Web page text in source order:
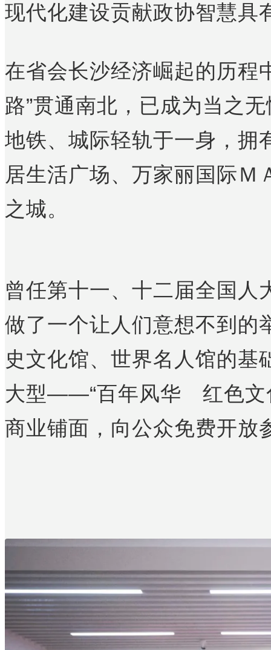
现代化建设贡献政协智慧具
在省会长沙经济崛起的历程
路”贯通南北，已成为当之
地铁、城际轻轨于一身，拥
居生活广场、万家丽国际Ｍ
之城。
曾任第十一、十二届全国人
做了一个让人们意想不到的
史文化馆、世界名人馆的基
大型——“百年风华 红色文
商业铺面，向公众免费开放